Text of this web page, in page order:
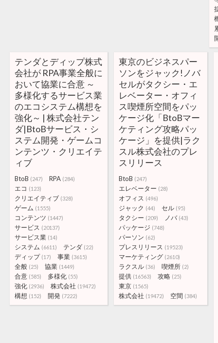
テンダとディップ株式
会社が RPA事業全般に
おいて協業に合意 ～
多様化するサービス業
のエコシステム構想を
強化～ | 株式会社テン
ダ|BtoBサービス・シ
ステム開発・ゲームコ
ンテンツ・クリエイテ
ィブ
BtoB (247) RPA (284)
エコ (123)
クリエイティブ (328)
ゲーム (1555)
コンテンツ (1447)
サービス (20137)
サービス業 (14)
システム (6611) テンダ (22)
ディップ (17) 事業 (3615)
全般 (25) 協業 (1449)
合意 (585) 多様化 (55)
強化 (2936) 株式会社 (19472)
構想 (152) 開発 (7222)
東京のビジネスパー
ソンをジャック!ノバ
セルがタクシー・エ
レベーター・オフィ
ス喫煙所空間をパッ
ケージ化「BtoBマー
ケティング攻略パッ
ケージ」を提供|ラク
スル株式会社のプレ
スリリース
BtoB (247)
エレベーター (28)
オフィス (496)
ジャック (44) セル (95)
タクシー (209) ノバ (43)
パッケージ (748)
パーソン (62)
プレスリリース (19523)
マーケティング (2610)
ラクスル (36) 喫煙所 (2)
提供 (16563) 攻略 (25)
東京 (1565)
株式会社 (19472) 空間 (384)